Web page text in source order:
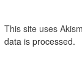
This site uses
data is processed.